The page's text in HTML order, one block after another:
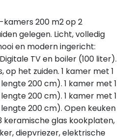
kamers 200 m2 op 2
gelegen. Licht, volledig
en modern ingericht:
TV en boiler (100 liter).
het zuiden. 1 kamer met 1
200 cm). 1 kamer met 1
200 cm). 1 kamer met 1
200 cm). Open keuken
keramische glas kookplaten,
diepvriezer, elektrische